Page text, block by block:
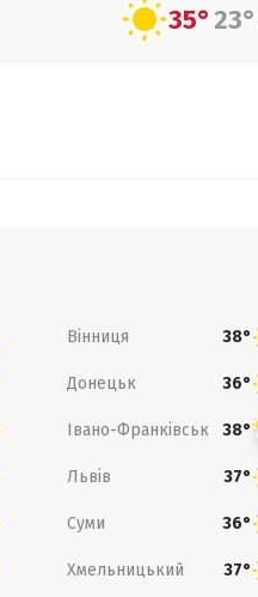
35°23°
Вінниця 38°
Донецьк 36°
Івано-Франківськ 38°
Львів 37°
Суми 36°
Хмельницький 37°